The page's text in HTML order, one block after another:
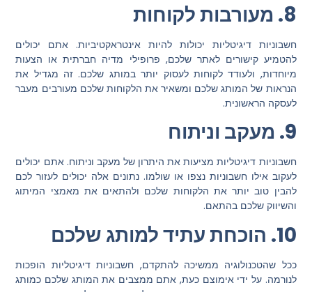
8. מעורבות לקוחות
חשבוניות דיגיטליות יכולות להיות אינטראקטיביות. אתם יכולים
להטמיע קישורים לאתר שלכם, פרופילי מדיה חברתית או הצעות
מיוחדות, ולעודד לקוחות לעסוק יותר במותג שלכם. זה מגדיל את
הנראות של המותג שלכם ומשאיר את הלקוחות שלכם מעורבים מעבר
לעסקה הראשונית.
9. מעקב וניתוח
חשבוניות דיגיטליות מציעות את היתרון של מעקב וניתוח. אתם יכולים
לעקוב אילו חשבוניות נצפו או שולמו. נתונים אלה יכולים לעזור לכם
להבין טוב יותר את הלקוחות שלכם ולהתאים את מאמצי המיתוג
והשיווק שלכם בהתאם.
10. הוכחת עתיד למותג שלכם
ככל שהטכנולוגיה ממשיכה להתקדם, חשבוניות דיגיטליות הופכות
לנורמה. על ידי אימוצם כעת, אתם ממצבים את המותג שלכם כמותג